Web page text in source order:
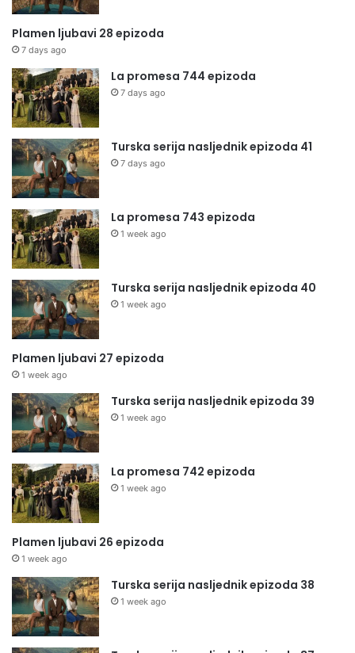
Plamen ljubavi 28 epizoda
7 days ago
La promesa 744 epizoda
7 days ago
Turska serija nasljednik epizoda 41
7 days ago
La promesa 743 epizoda
1 week ago
Turska serija nasljednik epizoda 40
1 week ago
Plamen ljubavi 27 epizoda
1 week ago
Turska serija nasljednik epizoda 39
1 week ago
La promesa 742 epizoda
1 week ago
Plamen ljubavi 26 epizoda
1 week ago
Turska serija nasljednik epizoda 38
1 week ago